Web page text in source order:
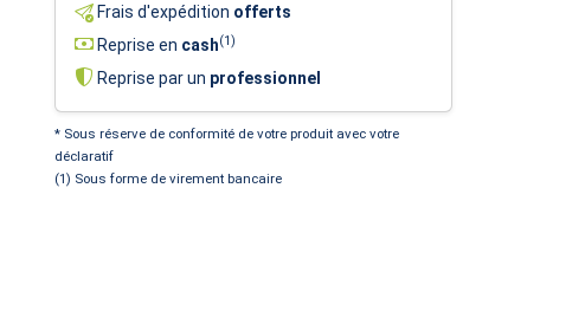
Frais d'expédition offerts
Reprise en cash(1)
Reprise par un professionnel
* Sous réserve de conformité de votre produit avec votre
déclaratif
(1) Sous forme de virement bancaire